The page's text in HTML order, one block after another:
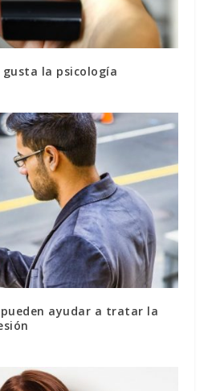
gusta la psicología
pueden ayudar a tratar la